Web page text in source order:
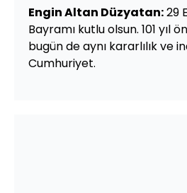
Engin Altan Düzyatan:29
Bayramı kutlu olsun. 101 yıl
bugün de aynı kararlılık ve
Cumhuriyet.